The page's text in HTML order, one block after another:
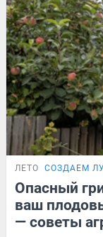
ЛЕТО СОЗДАЕМ
Опасный
ваш
— советы